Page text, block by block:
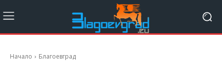
Начало Благоевград